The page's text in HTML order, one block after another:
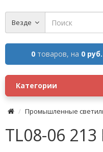
Везде
0 товаров, на 0 руб.
Категории
Промышленные
TL08-06 213